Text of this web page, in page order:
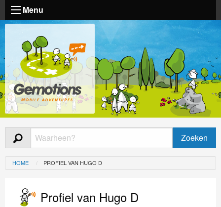
Menu
HOME PROFIEL VAN HUGO D
Profiel van Hugo D